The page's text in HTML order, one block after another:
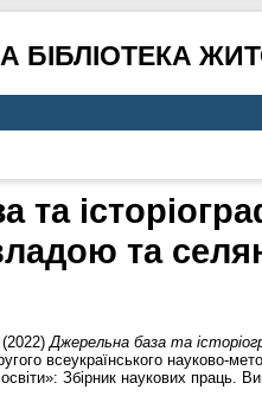
БІБЛІОТЕКА
та
та
(2022)Джерельна база та
всеукраїнського науково-
Збірник наукових